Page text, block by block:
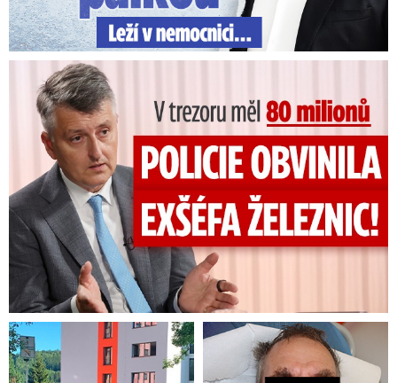
V trezoru měl 80 milionů: Policie obvinila exšéfa železnic!